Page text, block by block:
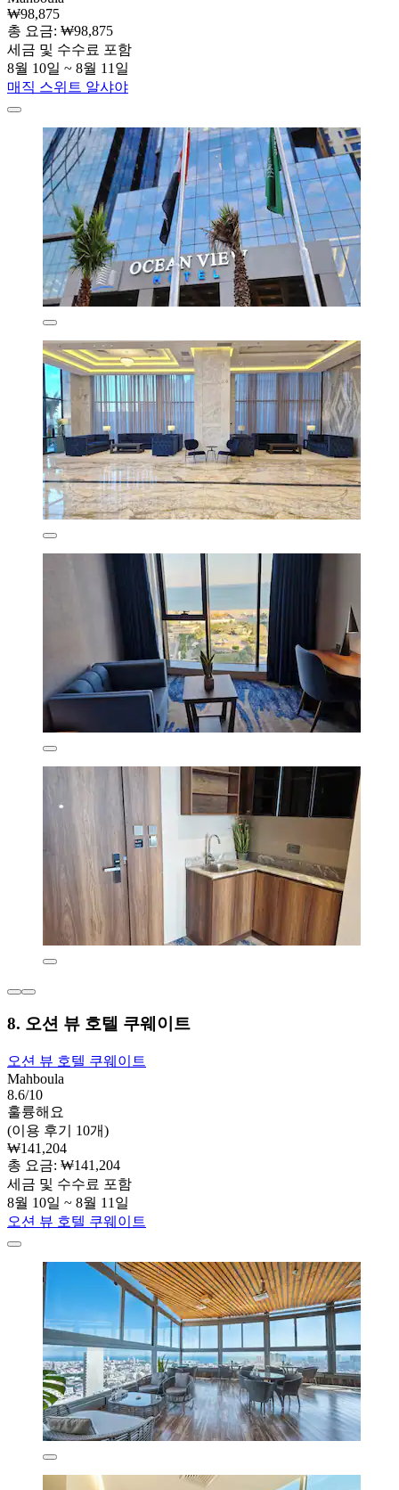
₩98,875
총 요금: ₩98,875
세금 및 수수료 포함
8월 10일 ~ 8월 11일
매직 스위트 알샤야
8. 오션 뷰 호텔 쿠웨이트
오션 뷰 호텔 쿠웨이트
Mahboula
8.6/10
훌륭해요
(이용 후기 10개)
₩141,204
총 요금: ₩141,204
세금 및 수수료 포함
8월 10일 ~ 8월 11일
오션 뷰 호텔 쿠웨이트